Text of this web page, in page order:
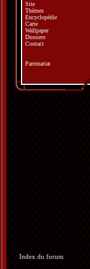
Site
Thèmes
Encyclopédie
Carte
Wallpaper
Dossiers
Contact
Partenariat
Index du forum